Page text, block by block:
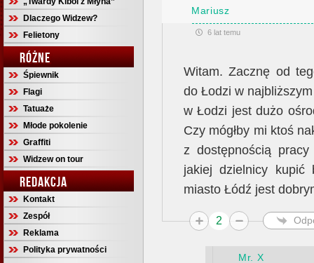
Dlaczego Widzew?
Felietony
RÓŻNE
Śpiewnik
Flagi
Tatuaże
Młode pokolenie
Graffiti
Widzew on tour
REDAKCJA
Kontakt
Zespół
Reklama
Polityka prywatności
Mariusz
6 lat temu
Witam. Zacznę od
do Łodzi w
w Łodzi jest dużo
Czy mógłby mi ktoś
z dostępnością
jakiej dzielnicy kupić
miasto Łódź jest
2
Mr. X